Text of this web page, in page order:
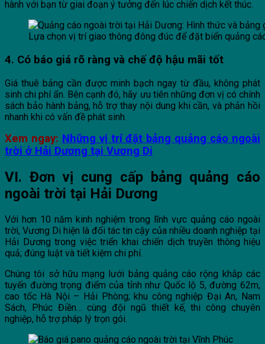
hành với bạn từ giai đoạn ý tưởng đến lúc chiến dịch kết thúc.
Lựa chọn vị trí giao thông đông đúc để đặt biển quảng
4. Có báo giá rõ ràng và chế độ hậu mãi tốt
Giá thuê bảng cần được minh bạch ngay từ đầu, không phát
sinh chi phí ẩn. Bên cạnh đó, hãy ưu tiên những đơn vị có chính
sách bảo hành bảng, hỗ trợ thay nội dung khi cần, và phản hồi
nhanh khi có vấn đề phát sinh.
Xem ngay: Những vị trí đặt bảng quảng cáo ngoài
trời ở Hải Dương tại Vương Di
VI. Đơn vị cung cấp bảng quảng cáo
ngoài trời tại Hải Dương
Với hơn 10 năm kinh nghiệm trong lĩnh vực quảng cáo ngoài
trời, Vương Di hiện là đối tác tin cậy của nhiều doanh nghiệp tại
Hải Dương trong việc triển khai chiến dịch truyền thông hiệu
quả; đúng luật và tiết kiệm chi phí.
Chúng tôi sở hữu mạng lưới bảng quảng cáo rộng khắp các
tuyến đường trọng điểm của tỉnh như Quốc lộ 5, đường 62m,
cao tốc Hà Nội – Hải Phòng; khu công nghiệp Đại An, Nam
Sách, Phúc Điền… cùng đội ngũ thiết kế, thi công chuyên
nghiệp, hỗ trợ pháp lý trọn gói.